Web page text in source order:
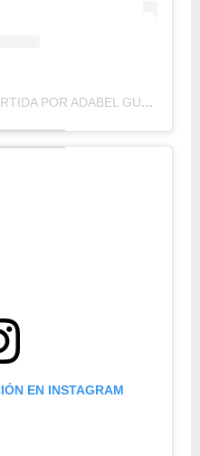
UNA PUBLICACIÓN COMPARTIDA POR ADABEL GUERRERO (@ADABELGUERRERO)
EN INSTAGRAM